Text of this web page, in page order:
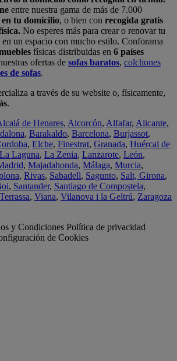
entre nuestra gama de más de 7.000
tu domicilio, o bien con recogida gratis
No esperes más para crear o renovar tu
un espacio con mucho estilo. Conforama
físicas distribuidas en 6 países
ofertas de sofas baratos, colchones
de sofas.
a través de su website o, físicamente,
.
de Henares, Alcorcón, Alfafar, Alicante,
, Barakaldo, Barcelona, Burjassot,
, Elche, Finestrat, Granada, Huércal de
La Laguna, La Zenia, Lanzarote, León,
, Majadahonda, Málaga, Murcia,
, Rivas, Sabadell, Sagunto, Salt, Girona,
, Santander, Santiago de Compostela,
Terrassa, Viana, Vilanova i la Geltrú, Zaragoza
y Condiciones Política de privacidad
de Cookies